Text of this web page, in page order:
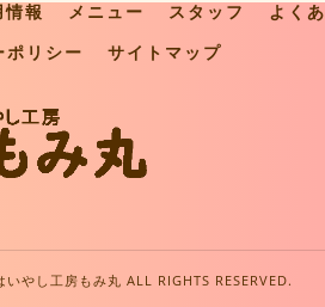
情報 メニュー スタッフ よく
ポリシー
サイトマップ
やし工房もみ丸 ALL RIGHTS RESERVED.